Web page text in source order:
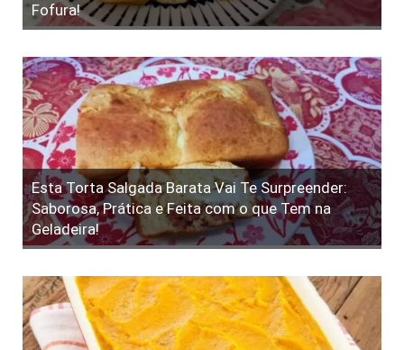
Fofura!
Esta Torta Salgada Barata Vai Te Surpreender:
Saborosa, Prática e Feita com o que Tem na
Geladeira!